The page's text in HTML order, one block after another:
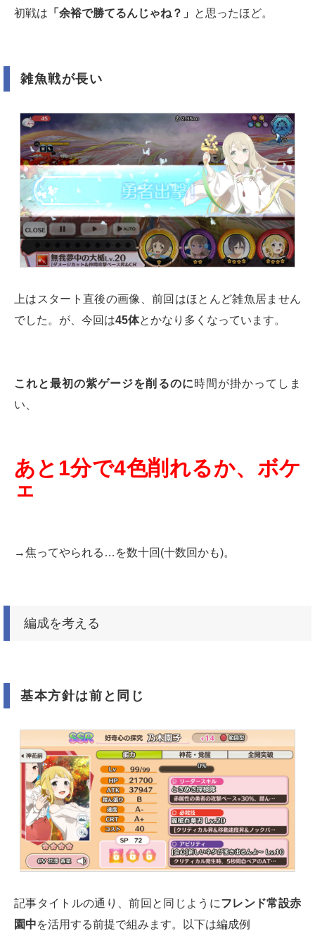
初戦は 「余裕で勝てるんじゃね？」 と思ったほど。
雑魚戦が長い
上はスタート直後の画像、前回はほとんど雑魚居ません
でした。が、今回は45体とかなり多くなっています。
これと最初の紫ゲージを削るのに時間が掛かってしま
い、
あと1分で4色削れるか、ボケ
ェ
→焦ってやられる…を数十回(十数回かも)。
編成を考える
基本方針は前と同じ
記事タイトルの通り、前回と同じようにフレンド常設赤
園中を活用する前提で組みます。以下は編成例